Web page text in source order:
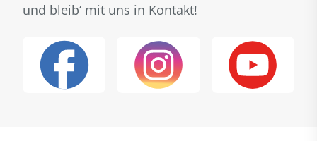
und bleib‘ mit uns in Kontakt!